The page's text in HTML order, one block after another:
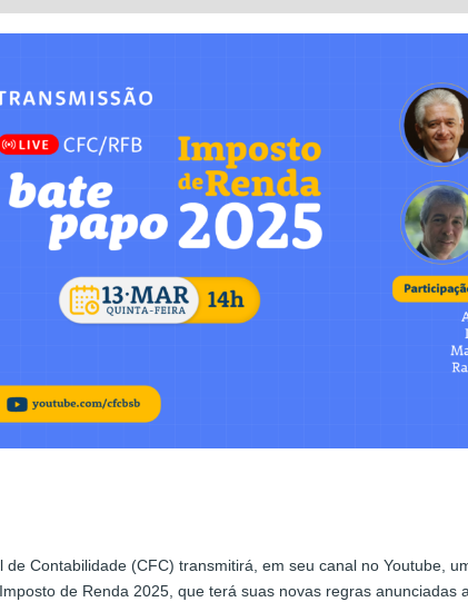
Contabilidade (CFC) transmitirá, em seu canal no Youtube,
de Renda 2025, que terá suas novas regras anunciadas